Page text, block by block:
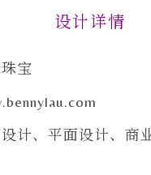
设计详情
宝
设计、平面设计、商